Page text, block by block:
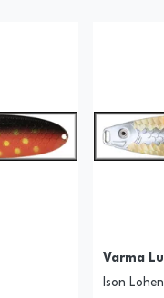
Varma
Ison